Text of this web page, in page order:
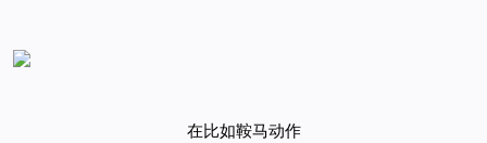
在比如鞍马动作